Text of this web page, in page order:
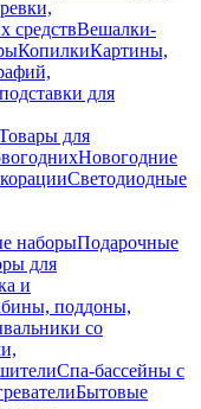
средствВешалки-
КопилкиКартины,
для
для
Новогодние
Светодиодные
наборыПодарочные
для
и
поддоны,
со
Спа-бассейны с
Бытовые